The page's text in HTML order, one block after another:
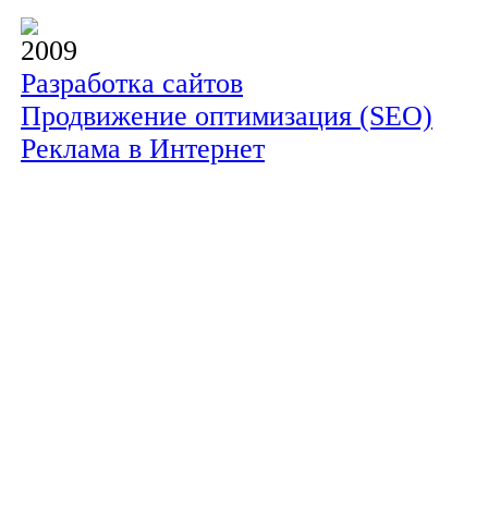
2009
Разработка сайтов
Продвижение оптимизация (SEO)
Реклама в Интернет